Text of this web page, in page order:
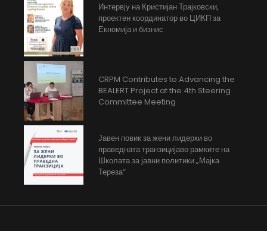
Интервју на Кристијан Трајковски,
проектен координатор во ЦИКП за
Екномија и бизнис
CRPM Contributes to Advancing the
BEALERT Project at the 4th Steering
Committee Meeting
Јавен повик за жени лидерки во
праведната транзицијаво рамките на
Школата за јавни политики „Мајка
Тереза“